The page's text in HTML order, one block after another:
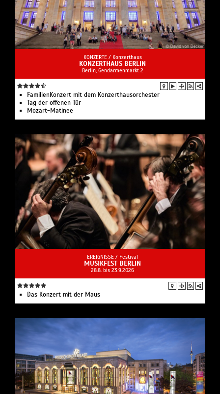
KONZERTE / Konzerthaus
KONZERTHAUS BERLIN
Berlin, Gendarmenmarkt 2
FamilienKonzert mit dem Konzerthausorchester
Tag der offenen Tür
Mozart-Matinee
EREIGNISSE / Festival
MUSIKFEST BERLIN
28.8. bis 23.9.2026
Das Konzert mit der Maus